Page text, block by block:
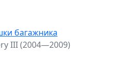
багажника
III (2004—2009)